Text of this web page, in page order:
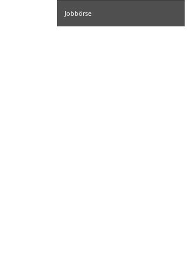
Jobbörse